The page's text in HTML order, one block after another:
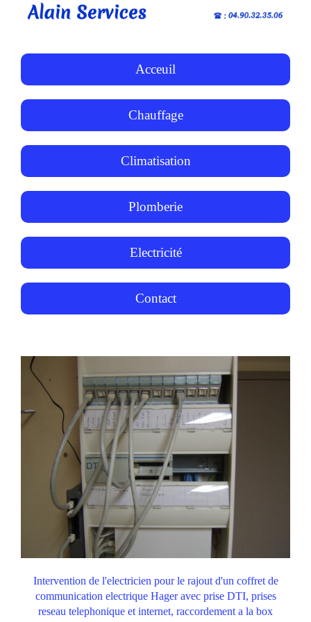
Acceuil
Chauffage
Climatisation
Plomberie
Electricité
Contact
Intervention de l'electricien pour le rajout d'un coffret de
communication electrique Hager avec prise DTI, prises
reseau telephonique et internet, raccordement a la box